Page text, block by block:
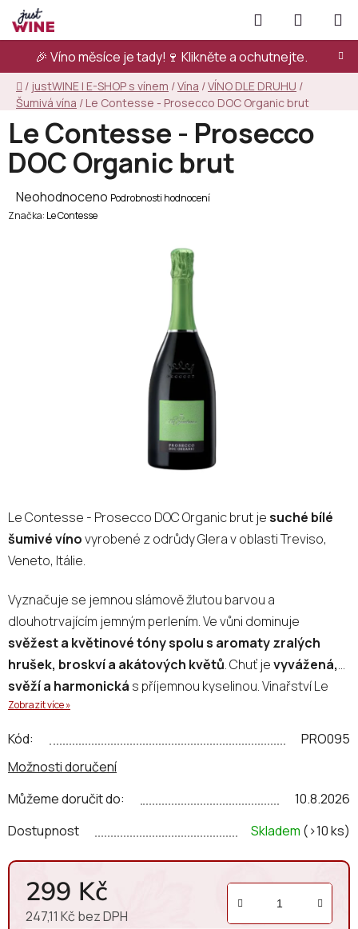
Přejít
na
obsah
🎉 Víno měsíce je tady!🍷 Klikněte a ochutnejte.
Hledat
KOŠÍK
Domů
/ justWINE | E-SHOP s vínem /Vína /VÍNO DLE DRUHU /
Šumivá vína / Le Contesse - Prosecco DOC Organic brut
Le Contesse - Prosecco DOC Organic brut jesuché bílé
šumivé vínovyrobené z odrůdy Glera v oblasti Treviso,
Veneto, Itálie.
Vyznačuje se jemnou slámově žlutou barvou a
dlouhotrvajícím jemným perlením. Ve vůni dominuje
svěžest a květinové tóny spolu s aromaty zralých
hrušek, broskví a akátových květů. Chuť jevyvážená,
svěží a harmonická s příjemnou kyselinou. Vinařství Le
Contesse využívá ruční sběr hroznů a ekologické
produkční postupy.
Zobrazit více »
Dostupnost Skladem (>10 ks)
Můžeme doručit do: 10.8.2026
Možnosti doručení
Kód: PRO095
299 Kč
247,11 Kč bez DPH
Le Contesse - Prosecco
DOC Organic brut
Průměrné
hodnocení
Neohodnoceno Podrobnosti hodnocení
Značka: Le Contesse